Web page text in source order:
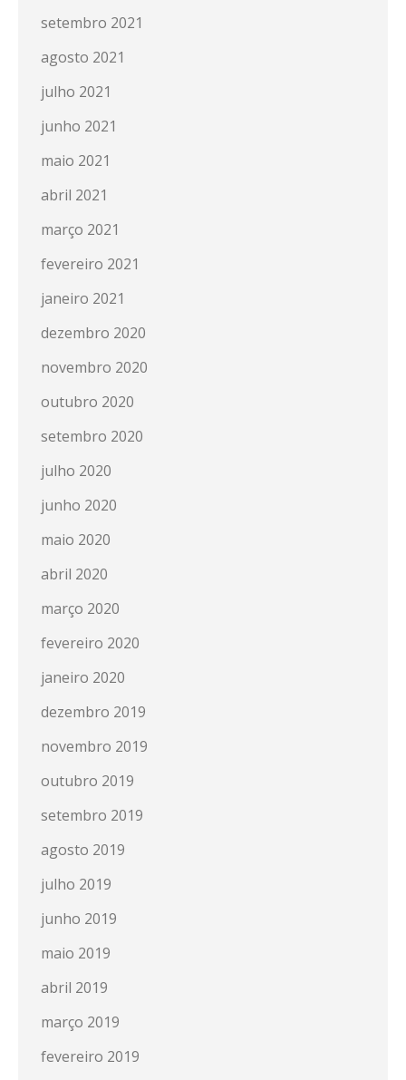
setembro 2021
agosto 2021
julho 2021
junho 2021
maio 2021
abril 2021
março 2021
fevereiro 2021
janeiro 2021
dezembro 2020
novembro 2020
outubro 2020
setembro 2020
julho 2020
junho 2020
maio 2020
abril 2020
março 2020
fevereiro 2020
janeiro 2020
dezembro 2019
novembro 2019
outubro 2019
setembro 2019
agosto 2019
julho 2019
junho 2019
maio 2019
abril 2019
março 2019
fevereiro 2019